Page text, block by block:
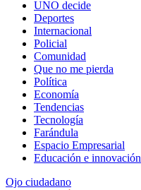
UNO decide
Deportes
Internacional
Policial
Comunidad
Que no me pierda
Política
Economía
Tendencias
Tecnología
Farándula
Espacio Empresarial
Educación e innovación
Ojo ciudadano